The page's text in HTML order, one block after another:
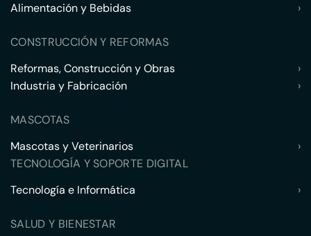
Alimentación y Bebidas
›
CONSTRUCCIÓN Y REFORMAS
Reformas, Construcción y Obras
›
Industria y Fabricación
›
MASCOTAS
Mascotas y Veterinarios
›
TECNOLOGÍA Y SOPORTE DIGITAL
Tecnología e Informática
›
SALUD Y BIENESTAR